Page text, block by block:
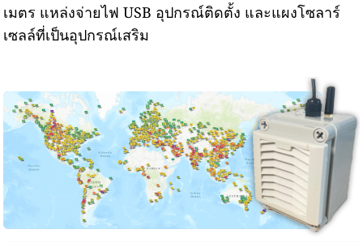
เมตร แหล่งจ่ายไฟ USB อุปกรณ์ติดตั้ง และแผงโซลาร์
เซลล์ที่เป็นอุปกรณ์เสริม